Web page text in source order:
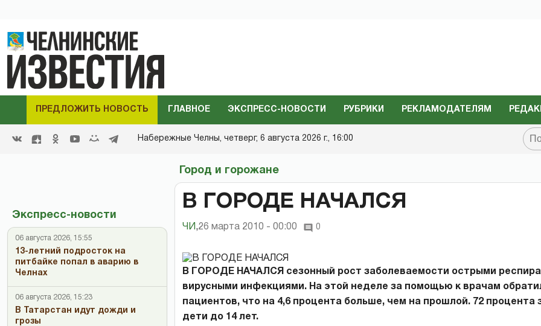
ПРЕДЛОЖИТЬ НОВОСТЬ ГЛАВНОЕ ЭКСПРЕСС-НОВОСТИ РУБРИКИ РЕКЛАМОДАТЕЛЯМ
Набережные Челны, четверг, 6 августа 2026 г., 16:00
Экспресс-новости
06 августа 2026, 15:55
13-летний подросток на
питбайке попал в аварию в
Челнах
06 августа 2026, 15:23
В Татарстан идут дожди и
грозы
Город и горожане
В ГОРОДЕ НАЧАЛСЯ
ЧИ ,26 марта 2010 - 00:00 0
В ГОРОДЕ НАЧАЛСЯ сезонный рост заболеваемости острыми
вирусными инфекциями. На этой неделе за помощью к врачам
пациентов, что на 4,6 процента больше, чем на прошлой. 72
дети до 14 лет.